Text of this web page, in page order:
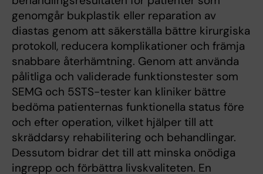
genomgår bukplastik eller reparation av
diastas genom att säkerställa bättre kirurgiska
protokoll, reducera komplikationer och främja
snabbare återhämtning. Genom att använda
pålitliga och validerade funktionstester som
SEMG och 5STS-tester kan kliniker bättre
bedöma patienternas funktionella status före
och efter operation, vilket hjälper till att
skräddarsy rehabilitering och behandlingar.
Dessutom bidrar det till att minska onödiga
ingrepp och förbättra livskvaliteten. En